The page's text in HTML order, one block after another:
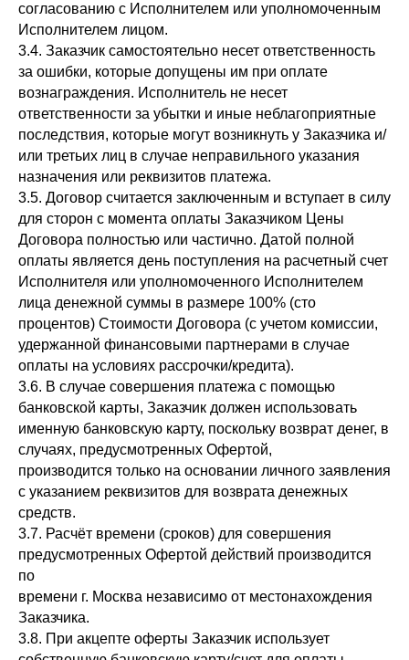
согласованию с Исполнителем или уполномоченным
Исполнителем лицом.
3.4. Заказчик самостоятельно несет ответственность
за ошибки, которые допущены им при оплате
вознаграждения. Исполнитель не несет
ответственности за убытки и иные неблагоприятные
последствия, которые могут возникнуть у Заказчика и/
или третьих лиц в случае неправильного указания
назначения или реквизитов платежа.
3.5. Договор считается заключенным и вступает в силу
для сторон с момента оплаты Заказчиком Цены
Договора полностью или частично. Датой полной
оплаты является день поступления на расчетный счет
Исполнителя или уполномоченного Исполнителем
лица денежной суммы в размере 100% (сто
процентов) Стоимости Договора (с учетом комиссии,
удержанной финансовыми партнерами в случае
оплаты на условиях рассрочки/кредита).
3.6. В случае совершения платежа с помощью
банковской карты, Заказчик должен использовать
именную банковскую карту, поскольку возврат денег, в
случаях, предусмотренных Офертой,
производится только на основании личного заявления
с указанием реквизитов для возврата денежных
средств.
3.7. Расчёт времени (сроков) для совершения
предусмотренных Офертой действий производится
по
времени г. Москва независимо от местонахождения
Заказчика.
3.8. При акцепте оферты Заказчик использует